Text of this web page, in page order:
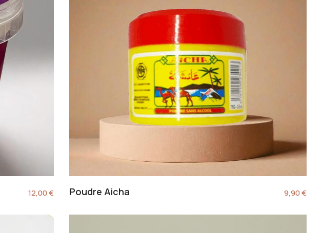
12,00€ Poudre Aicha 9,90€